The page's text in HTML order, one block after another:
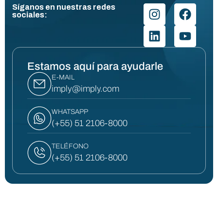
Síganos en nuestras redes
sociales:
Estamos aquí para ayudarle
E-MAIL
imply@imply.com
WHATSAPP
(+55) 51 2106-8000
TELÉFONO
(+55) 51 2106-8000